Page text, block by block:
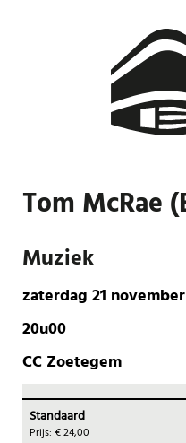
Tom McRae
Muziek
zaterdag 21
20u00
CC Zoetegem
Standaard
Prijs: € 24,00